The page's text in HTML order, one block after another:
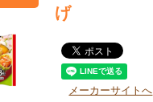
げ
メーカーサイトへ